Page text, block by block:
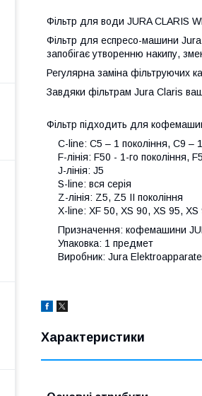
Фільтр для води JURA CLARIS
Фільтр для еспресо-машини
запобігає утворенню накипу,
Регулярна заміна фільтруючих
Завдяки фільтрам Jura Claris
Фільтр підходить для
C-line: C5 – 1 покоління, C9 – 1
F-лінія: F50 - 1-го покоління,
J-лінія: J5
S-line: вся серія
Z-лінія: Z5, Z5 II покоління
X-line: XF 50, XS 90, XS 95, XS
Призначення: кофемашини
Упаковка: 1 предмет
Виробник: Jura
Характеристики